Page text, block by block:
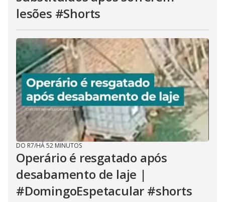
lesões #Shorts
DO R7/HÁ 52 MINUTOS
Operário é resgatado após
desabamento de laje |
#DomingoEspetacular #shorts